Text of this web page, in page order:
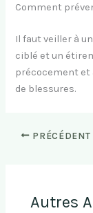
Comment
Il faut veiller à
ciblé et un
précocement et
de blessures.
PRÉCÉDENT
Autres